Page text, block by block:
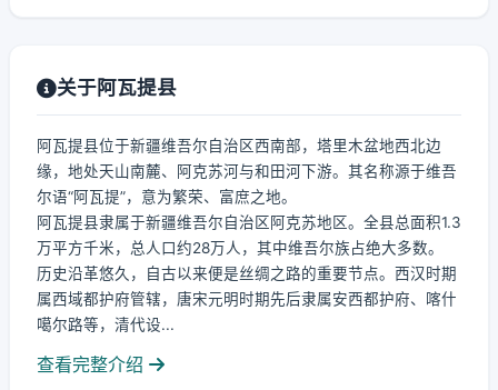
关于阿瓦提县
阿瓦提县位于新疆维吾尔自治区西南部，塔里木盆地西北边
缘，地处天山南麓、阿克苏河与和田河下游。其名称源于维吾
尔语“阿瓦提”，意为繁荣、富庶之地。
阿瓦提县隶属于新疆维吾尔自治区阿克苏地区。全县总面积1.3
万平方千米，总人口约28万人，其中维吾尔族占绝大多数。
历史沿革悠久，自古以来便是丝绸之路的重要节点。西汉时期
属西域都护府管辖，唐宋元明时期先后隶属安西都护府、喀什
噶尔路等，清代设...
查看完整介绍